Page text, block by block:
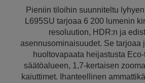
Pieniin tiloihin suunniteltu
L695SU tarjoaa 6 200 lumenin
resoluution, HDR:n ja
asennusominaisuudet. Se tarjoaa
huoltovapaata heijastusta
säätöalueen, 1,7-kertaisen
kaiuttimet. Ihanteellinen